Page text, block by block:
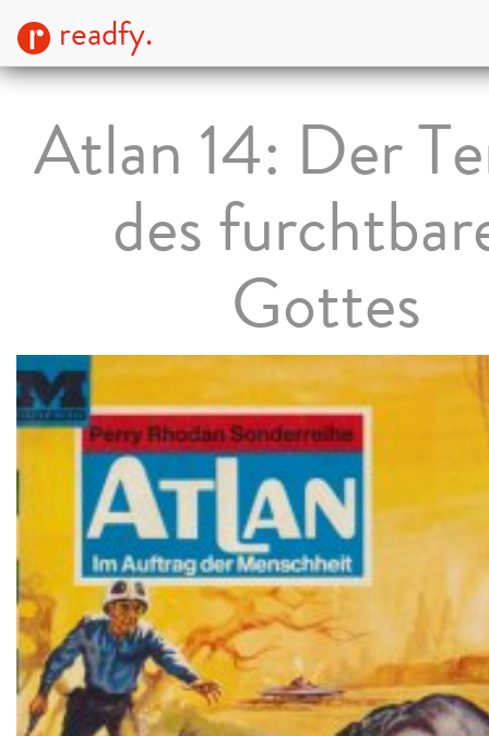
readfy.
Atlan 14: Der
des
Gottes